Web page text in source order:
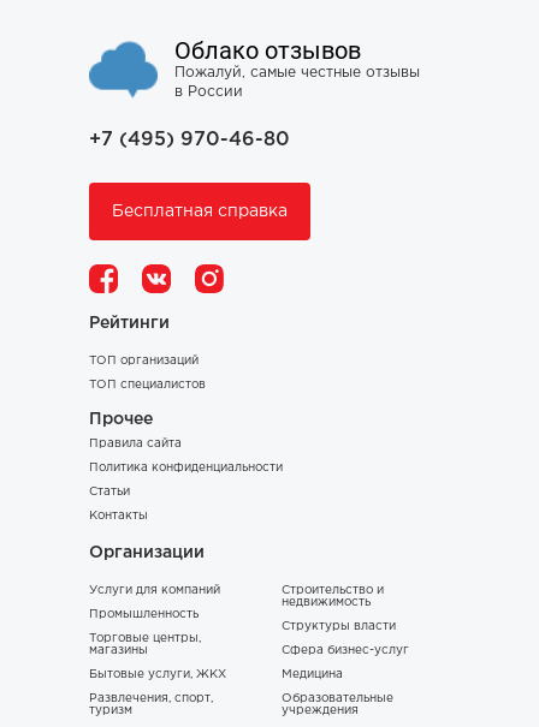
Облако отзывов
Пожалуй, самые честные отзывы
в России
+7 (495) 970-46-80
Бесплатная справка
Рейтинги
ТОП организаций
ТОП специалистов
Прочее
Правила сайта
Политика конфиденциальности
Статьи
Контакты
Организации
Услуги для компаний
Промышленность
Торговые центры,
магазины
Бытовые услуги, ЖКХ
Развлечения, спорт,
туризм
Строительство и
недвижимость
Структуры власти
Сфера бизнес-услуг
Медицина
Образовательные
учреждения